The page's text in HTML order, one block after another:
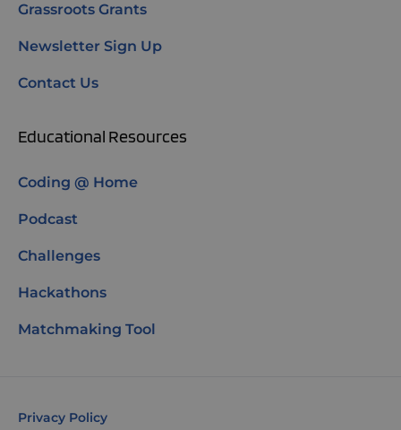
Grassroots Grants
Newsletter Sign Up
Contact Us
Educational Resources
Coding @ Home
Podcast
Challenges
Hackathons
Matchmaking Tool
Privacy Policy